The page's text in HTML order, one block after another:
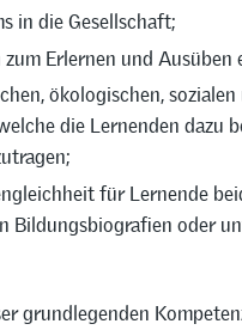
in die Gesellschaft;
Erlernen und Ausüben
ökologischen,
die Lernenden dazu
für Lernende
Bildungsbiografien oder
grundlegenden